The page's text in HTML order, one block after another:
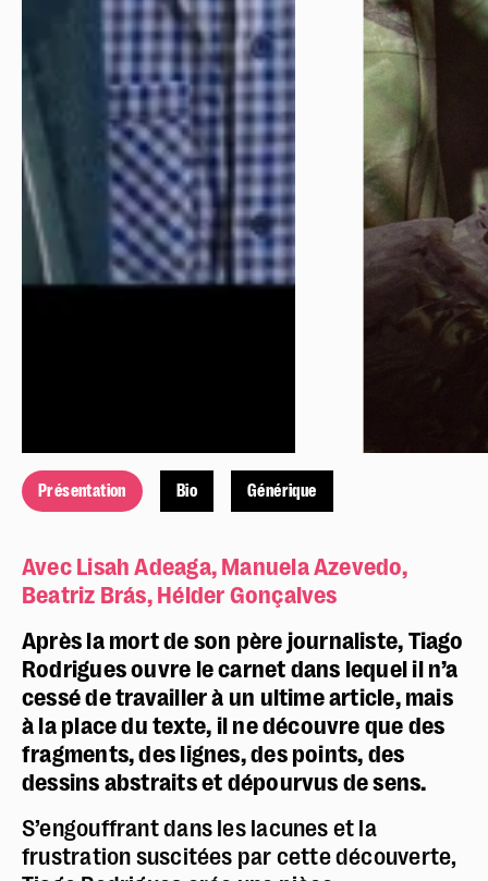
Présentation Bio Générique
Avec Lisah Adeaga, Manuela Azevedo,
Beatriz Brás, Hélder Gonçalves
Après la mort de son père journaliste, Tiago
Rodrigues ouvre le carnet dans lequel il n’a
cessé de travailler à un ultime article, mais
à la place du texte, il ne découvre que des
fragments, des lignes, des points, des
dessins abstraits et dépourvus de sens.
S’engouffrant dans les lacunes et la
frustration suscitées par cette découverte,